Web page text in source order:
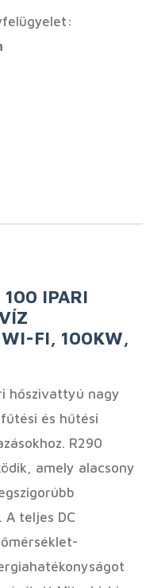
100 IPARI
WI-FI, 100KW,
hőszivattyú nagy
és hűtési
R290
amely alacsony
teljes DC